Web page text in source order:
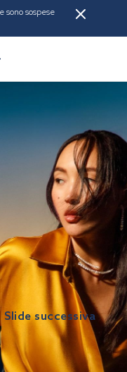
sono sospese
Slide successiva